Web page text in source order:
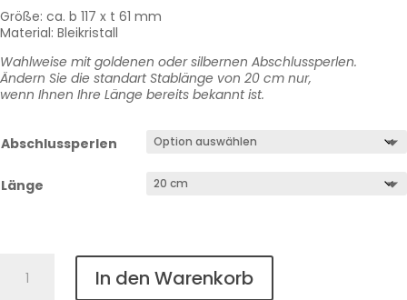
Größe: ca. b 117 x t 61 mm
Material: Bleikristall
Wahlweise mit goldenen oder silbernen Abschlussperlen.
Ändern Sie die standart Stablänge von 20 cm nur,
wenn Ihnen Ihre Länge bereits bekannt ist.
Abschlussperlen
Länge
In den Warenkorb